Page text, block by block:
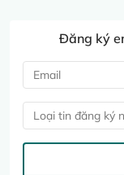
Đăng ký
Loại tin đăng ký